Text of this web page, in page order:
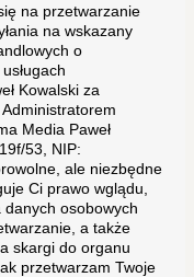
na przetwarzanie
na wskazany
o
Kowalski za
Media Paweł
53, NIP:
ale niezbędne
Ci prawo wglądu,
osobowych
a także
skargi do organu
przetwarzam Twoje